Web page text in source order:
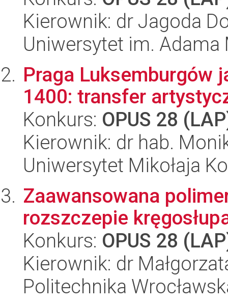
Kierownik: dr Jagoda
Uniwersytet im.
Praga Luksemburgów
1400: transfer
Konkurs: OPUS 28
Kierownik: dr hab.
Uniwersytet Mikołaja
Zaawansowana
rozszczepie
Konkurs: OPUS 28
Kierownik: dr
Politechnika